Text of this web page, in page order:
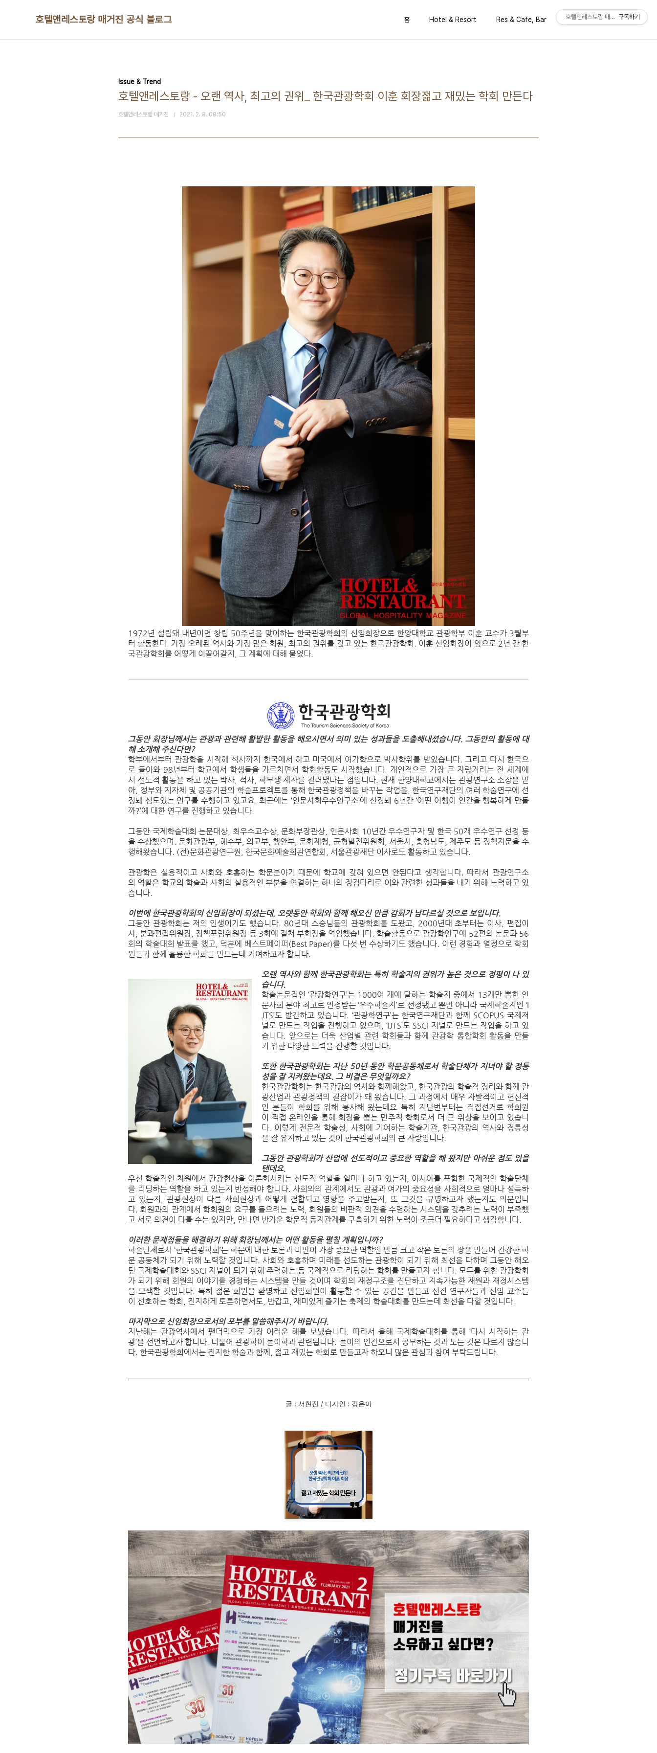
호텔앤레스토랑 매거진 공식 블로그 홈 Hotel & Resort Res & Cafe, Bar Issues & Trend
Issue & Trend
호텔앤레스토랑 - 오랜 역사, 최고의 권위_ 한국관광학회 이훈 회장젊고 재밌는 학회 만든다
호텔앤레스토랑 매거진 2021. 2. 8. 08:50
1972년 설립돼 내년이면 창립 50주년을 맞이하는 한국관광학회의 신임회장으로 한양대학교 관광학부 이훈 교수가 3월부
터 활동한다. 가장 오래된 역사와 가장 많은 회원, 최고의 권위를 갖고 있는 한국관광학회. 이훈 신임회장이 앞으로 2년 간 한
국관광학회를 어떻게 이끌어갈지, 그 계획에 대해 물었다.
그동안 회장님께서는 관광과 관련해 활발한 활동을 해오시면서 의미 있는 성과들을 도출해내셨습니다. 그동안의 활동에 대
해 소개해 주신다면?
학부에서부터 관광학을 시작해 석사까지 한국에서 하고 미국에서 여가학으로 박사학위를 받았습니다. 그리고 다시 한국으
로 돌아와 98년부터 학교에서 학생들을 가르치면서 학회활동도 시작했습니다. 개인적으로 가장 큰 자랑거리는 전 세계에
서 선도적 활동을 하고 있는 박사, 석사, 학부생 제자를 길러냈다는 점입니다. 현재 한양대학교에서는 관광연구소 소장을 맡
아, 정부와 지자체 및 공공기관의 학술프로젝트를 통해 한국관광정책을 바꾸는 작업을, 한국연구재단의 여러 학술연구에 선
정돼 심도있는 연구를 수행하고 있고요. 최근에는 ‘인문사회우수연구소’에 선정돼 6년간 ‘어떤 여행이 인간을 행복하게 만들
까?’에 대한 연구를 진행하고 있습니다.
그동안 국제학술대회 논문대상, 최우수교수상, 문화부장관상, 인문사회 10년간 우수연구자 및 한국 50개 우수연구 선정 등
을 수상했으며. 문화관광부, 해수부, 외교부, 행안부, 문화재청, 균형발전위원회, 서울시, 충청남도, 제주도 등 정책자문을 수
행해왔습니다. (전)문화관광연구원, 한국문화예술회관연합회, 서울관광재단 이사로도 활동하고 있습니다.
관광학은 실용적이고 사회와 호흡하는 학문분야기 때문에 학교에 갖혀 있으면 안된다고 생각합니다. 따라서 관광연구소
의 역할은 학교의 학술과 사회의 실용적인 부분을 연결하는 하나의 징검다리로 이와 관련한 성과들을 내기 위해 노력하고 있
습니다.
이번에 한국관광학회의 신임회장이 되셨는데, 오랫동안 학회와 함께 해오신 만큼 감회가 남다르실 것으로 보입니다.
그동안 관광학회는 저의 인생이기도 했습니다. 80년대 스승님들의 관광학회를 도왔고, 2000년대 초부터는 이사, 편집이
사, 분과편집위원장, 정책포럼위원장 등 3회에 걸쳐 부회장을 역임했습니다. 학술활동으로 관광학연구에 52편의 논문과 56
회의 학술대회 발표를 했고, 덕분에 베스트페이퍼(Best Paper)를 다섯 번 수상하기도 했습니다. 이런 경험과 열정으로 학회
원들과 함께 훌륭한 학회를 만드는데 기여하고자 합니다.
오랜 역사와 함께 한국관광학회는 특히 학술지의 권위가 높은 것으로 정평이 나 있
습니다.
학술논문집인 ‘관광학연구’는 1000여 개에 달하는 학술지 중에서 13개만 뽑힌 인
문사회 분야 최고로 인정받는 ‘우수학술지’로 선정됐고 뿐만 아니라 국제학술지인 ‘I
JTS’도 발간하고 있습니다. ‘관광학연구’는 한국연구재단과 함께 SCOPUS 국제저
널로 만드는 작업을 진행하고 있으며, ‘IJTS’도 SSCI 저널로 만드는 작업을 하고 있
습니다. 앞으로는 더욱 산업별 관련 학회들과 함께 관광학 통합학회 활동을 만들
기 위한 다양한 노력을 진행할 것입니다.
또한 한국관광학회는 지난 50년 동안 학문공동체로서 학술단체가 지녀야 할 정통
성을 잘 지켜왔는데요. 그 비결은 무엇일까요?
한국관광학회는 한국관광의 역사와 함께해왔고, 한국관광의 학술적 정리와 함께 관
광산업과 관광정책의 길잡이가 돼 왔습니다. 그 과정에서 매우 자발적이고 헌신적
인 분들이 학회를 위해 봉사해 왔는데요 특히 지난번부터는 직접선거로 학회원
이 직접 온라인을 통해 회장을 뽑는 민주적 학회로서 더 큰 위상을 보이고 있습니
다. 이렇게 전문적 학술성, 사회에 기여하는 학술기관, 한국관광의 역사와 정통성
을 잘 유지하고 있는 것이 한국관광학회의 큰 자랑입니다.
그동안 관광학회가 산업에 선도적이고 중요한 역할을 해 왔지만 아쉬운 점도 있을
텐데요.
우선 학술적인 차원에서 관광현상을 이론화시키는 선도적 역할을 얼마나 하고 있는지, 아시아를 포함한 국제적인 학술단체
를 리딩하는 역할을 하고 있는지 반성해야 합니다. 사회와의 관계에서도 관광과 여가의 중요성을 사회적으로 얼마나 설득하
고 있는지, 관광현상이 다른 사회현상과 어떻게 결합되고 영향을 주고받는지, 또 그것을 규명하고자 했는지도 의문입니
다. 회원과의 관계에서 학회원의 요구를 들으려는 노력, 회원들의 비판적 의견을 수렴하는 시스템을 갖추려는 노력이 부족했
고 서로 의견이 다를 수는 있지만, 만나면 반가운 학문적 동지관계를 구축하기 위한 노력이 조금더 필요하다고 생각합니다.
이러한 문제점들을 해결하기 위해 회장님께서는 어떤 활동을 펼칠 계획입니까?
학술단체로서 ‘한국관광학회’는 학문에 대한 토론과 비판이 가장 중요한 역할인 만큼 크고 작은 토론의 장을 만들어 건강한 학
문 공동체가 되기 위해 노력할 것입니다. 사회와 호흡하며 미래를 선도하는 관광학이 되기 위해 최선을 다하며 그동안 해오
던 국제학술대회와 SSCI 저널이 되기 위해 주력하는 등 국제적으로 리딩하는 학회를 만들고자 합니다. 모두를 위한 관광학회
가 되기 위해 회원의 이야기를 경청하는 시스템을 만들 것이며 학회의 재정구조를 진단하고 지속가능한 재원과 재정시스템
을 모색할 것입니다. 특히 젊은 회원을 환영하고 신입회원이 활동할 수 있는 공간을 만들고 신진 연구자들과 신임 교수들
이 선호하는 학회, 진지하게 토론하면서도, 반갑고, 재미있게 즐기는 축제의 학술대회를 만드는데 최선을 다할 것입니다.
마지막으로 신임회장으로서의 포부를 말씀해주시기 바랍니다.
지난해는 관광역사에서 팬더믹으로 가장 어려운 해를 보냈습니다. 따라서 올해 국제학술대회를 통해 ‘다시 시작하는 관
광’을 선언하고자 합니다. 더불어 관광학이 놀이학과 관련됩니다. 놀이의 인간으로서 공부하는 것과 노는 것은 다르지 않습니
다. 한국관광학회에서는 진지한 학술과 함께, 젊고 재밌는 학회로 만들고자 하오니 많은 관심과 참여 부탁드립니다.
글 : 서현진 / 디자인 : 강은아
호텔앤레스토랑 매거진 공식 블로그
구독하기